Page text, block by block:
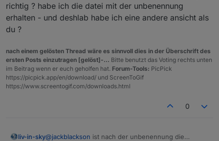
das kommt bei mir nicht ???
Das hab ich inzwischen behoben, in dem ich die
Kanäle richtig benannt habe, bevor ich dir den
richtig ? habe ich die datei mit der unbenennung
erhalten - und deshlab habe ich eine andere ansicht als
du ?
nach einem gelösten Thread wäre es sinnvoll dies in der Überschrift des
ersten Posts einzutragen [gelöst]-... Bitte benutzt das Voting rechts unten
im Beitrag wenn er euch geholfen hat. Forum-Tools: PicPick
https://picpick.app/en/download/ und ScreenToGif
https://www.screentogif.com/downloads.html
0
liv-in-sky@jackblackson ist nach der unbenennung die